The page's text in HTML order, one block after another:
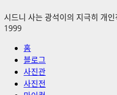
시드니 사는 광석이의 지극히 개
1999
홈
블로그
사진관
사진전